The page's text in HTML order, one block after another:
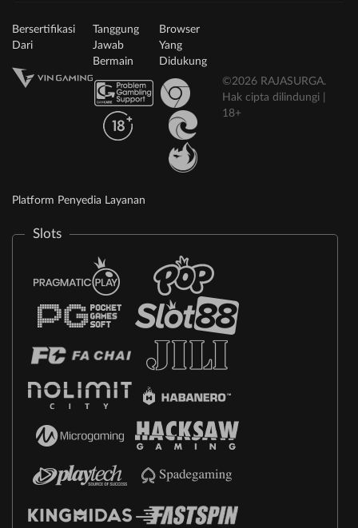
Bersertifikasi
Dari
Tanggung
Jawab
Bermain
Browser
Yang
Didukung
©2026 RAJASURGA.
Hak cipta dilindungi |
18+
Platform Penyedia Layanan
Slots